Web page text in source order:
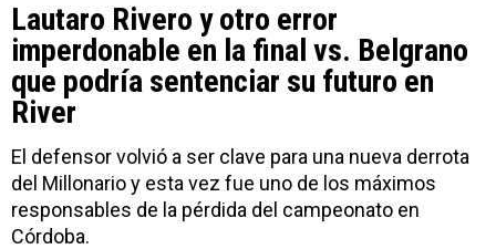
Lautaro Rivero y otro error
imperdonable en la final vs. Belgrano
que podría sentenciar su futuro en
River
El defensor volvió a ser clave para una nueva derrota
del Millonario y esta vez fue uno de los máximos
responsables de la pérdida del campeonato en
Córdoba.